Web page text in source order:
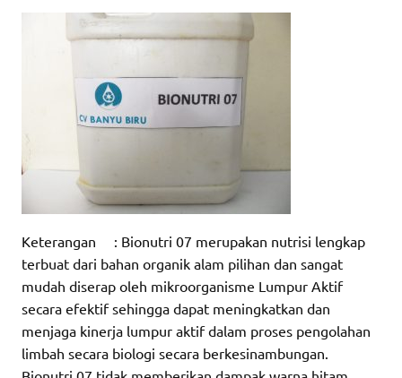
Keterangan : Bionutri 07 merupakan nutrisi lengkap
terbuat dari bahan organik alam pilihan dan sangat
mudah diserap oleh mikroorganisme Lumpur Aktif
secara efektif sehingga dapat meningkatkan dan
menjaga kinerja lumpur aktif dalam proses pengolahan
limbah secara biologi secara berkesinambungan.